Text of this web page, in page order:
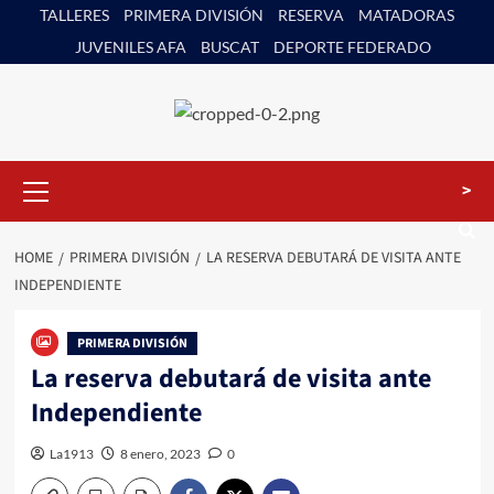
content
TALLERES PRIMERA DIVISIÓN RESERVA
MATADORAS
JUVENILES AFA
BUSCAT DEPORTE FEDERADO
Menu
>
HOME PRIMERA DIVISIÓN
LA RESERVA DEBUTARÁ DE VISITA ANTE
INDEPENDIENTE
PRIMERA DIVISIÓN
La reserva debutará de visita ante
Independiente
La1913 8 enero, 2023 0